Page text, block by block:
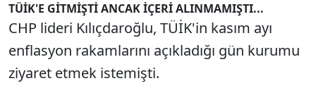
TÜİK'E GİTMİŞTİ ANCAK İÇERİ ALINMAMIŞTI...
CHP lideri Kılıçdaroğlu, TÜİK'in kasım ayı
enflasyon rakamlarını açıkladığı gün kurumu
ziyaret etmek istemişti.